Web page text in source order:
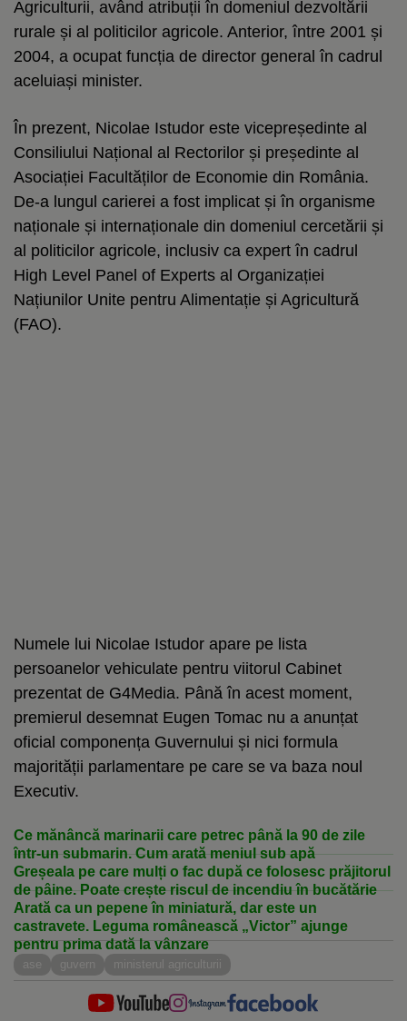
Agriculturii, având atribuții în domeniul dezvoltării
rurale și al politicilor agricole. Anterior, între 2001 și
2004, a ocupat funcția de director general în cadrul
aceluiași minister.
În prezent, Nicolae Istudor este vicepreședinte al
Consiliului Național al Rectorilor și președinte al
Asociației Facultăților de Economie din România.
De-a lungul carierei a fost implicat și în organisme
naționale și internaționale din domeniul cercetării și
al politicilor agricole, inclusiv ca expert în cadrul
High Level Panel of Experts al Organizației
Națiunilor Unite pentru Alimentație și Agricultură
(FAO).
Numele lui Nicolae Istudor apare pe lista
persoanelor vehiculate pentru viitorul Cabinet
prezentat de G4Media. Până în acest moment,
premierul desemnat Eugen Tomac nu a anunțat
oficial componența Guvernului și nici formula
majorității parlamentare pe care se va baza noul
Executiv.
Ce mănâncă marinarii care petrec până la 90 de zile
într-un submarin. Cum arată meniul sub apă
Greșeala pe care mulți o fac după ce folosesc prăjitorul
de pâine. Poate crește riscul de incendiu în bucătărie
Arată ca un pepene în miniatură, dar este un
castravete. Leguma românească „Victor” ajunge
pentru prima dată la vânzare
ase guvern ministerul agriculturii